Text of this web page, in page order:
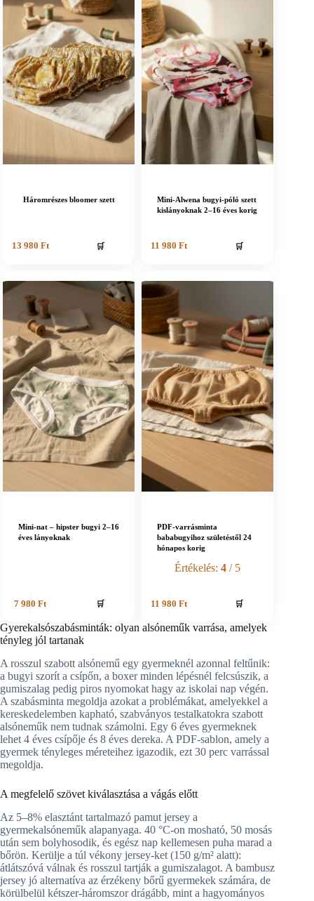
Háromrészes bloomer szett
13 980 Ft 🛒
Mini-Alwena bugyi-póló szett
kislányoknak 2–16 éves korig
11 980Ft 🛒
Mini-nat – hipster bugyi 2–16
éves lányoknak
7 980Ft 🛒
PDF-varrásminta
bababugyihoz születéstől 24
hónapos korig
Értékelés:4 / 5
11 980Ft
🛒
Gyerekalsószabásminták: olyan alsóneműk varrása, amelyek
tényleg jól tartanak
A rosszul szabott alsónemű egy gyermeknél azonnal feltűnik:
a bugyi szorít a csípőn, a boxer minden lépésnél felcsúszik, a
gumiszalag pedig piros nyomokat hagy az iskolai nap végén.
A szabásminta megoldja azokat a problémákat, amelyekkel a
kereskedelemben kapható, szabványos testalkatokra szabott
alsóneműk nem tudnak számolni. Egy 6 éves gyermeknek
lehet 4 éves csípője és 8 éves dereka. A PDF-sablon, amely a
gyermek tényleges méreteihez igazodik, ezt 30 perc varrással
megoldja.
A megfelelő szövet kiválasztása a vágás előtt
Az 5–8% elasztánt tartalmazó pamut jersey a
gyermekalsóneműk alapanyaga. 40 °C-on mosható, 50 mosás
után sem bolyhosodik, és egész nap kellemesen puha marad a
bőrön. Kerülje a túl vékony jersey-ket (150 g/m² alatt):
átlátszóvá válnak és rosszul tartják a gumiszalagot. A bambusz
jersey jó alternatíva az érzékeny bőrű gyermekek számára, de
körülbelül kétszer-háromszor drágább, mint a hagyományos